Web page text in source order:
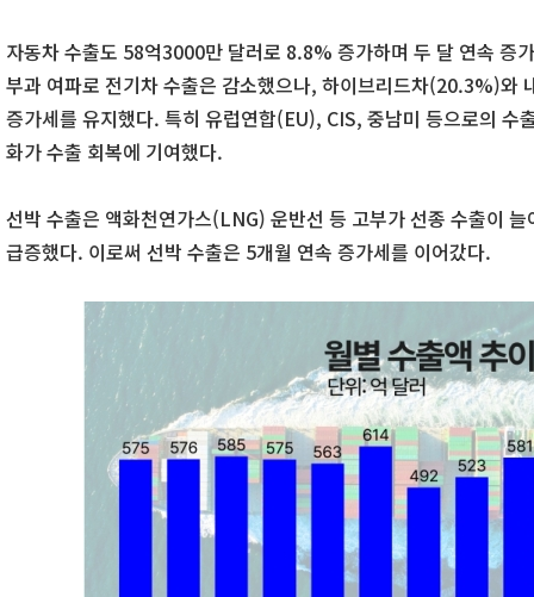
자동차 수출도 58억3000만 달러로 8.8% 증가하며 두 달 연속 증
부과 여파로 전기차 수출은 감소했으나, 하이브리드차(20.3%)와
증가세를 유지했다. 특히 유럽연합(EU), CIS, 중남미 등으로의 수
화가 수출 회복에 기여했다.
선박 수출은 액화천연가스(LNG) 운반선 등 고부가 선종 수출이
급증했다. 이로써 선박 수출은 5개월 연속 증가세를 이어갔다.